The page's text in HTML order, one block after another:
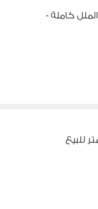
الملل كاملة -
للبيع